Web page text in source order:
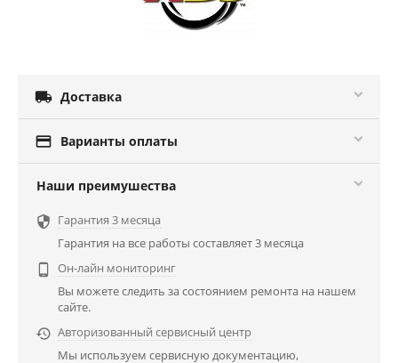
 Доставка
 Варианты оплаты
Наши преимушества
 Гарантия 3 месяца
Гарантия на все работы составляет 3 месяца

Он-лайн мониторинг
Вы можете следить за состоянием ремонта на нашем
сайте.
 Авторизованный сервисный центр
Мы используем сервисную документацию,